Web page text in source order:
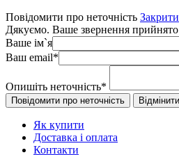
Повідомити про неточність Закрити
Дякуємо. Ваше звернення прийнято
Ваше ім`я
Ваш email*
Опишіть неточність*
Як купити
Доставка і оплата
Контакти